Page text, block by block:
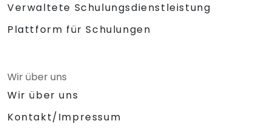
Verwaltete Schulungsdienstleistung
Plattform für Schulungen
Wir über uns
Wir über uns
Kontakt/Impressum